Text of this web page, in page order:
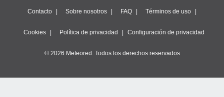
Contacto Sobre nosotros FAQ Términos de uso
Cookies Política de privacidad Configuración de privacidad
© 2026 Meteored. Todos los derechos reservados